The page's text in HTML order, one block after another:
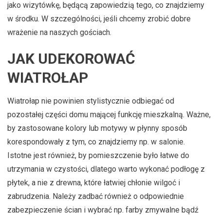
jako wizytówkę, będącą zapowiedzią tego, co znajdziemy
w środku. W szczególności, jeśli chcemy zrobić dobre
wrażenie na naszych gościach.
JAK UDEKOROWAĆ
WIATROŁAP
Wiatrołap nie powinien stylistycznie odbiegać od
pozostałej części domu mającej funkcję mieszkalną. Ważne,
by zastosowane kolory lub motywy w płynny sposób
korespondowały z tym, co znajdziemy np. w salonie.
Istotne jest również, by pomieszczenie było łatwe do
utrzymania w czystości, dlatego warto wykonać podłogę z
płytek, a nie z drewna, które łatwiej chłonie wilgoć i
zabrudzenia. Należy zadbać również o odpowiednie
zabezpieczenie ścian i wybrać np. farby zmywalne bądź